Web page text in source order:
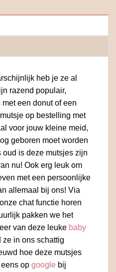
heb je ze al
razend populair,
een donut of een
op bestelling met
voor jouw kleine meid,
geboren moet worden
is deze mutsjes zijn
nu! Ook erg leuk om
met een persoonlijke
allemaal bij ons! Via
chat functie horen
pakken we het
van deze leuke baby
ze in ons schattig
hoe deze mutsjes
op google bij